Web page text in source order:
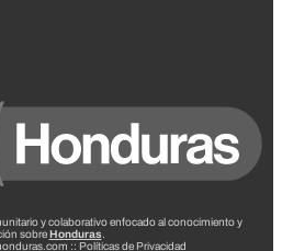
y colaborativo enfocado al conocimiento y
sobreHonduras
:: Políticas de Privacidad